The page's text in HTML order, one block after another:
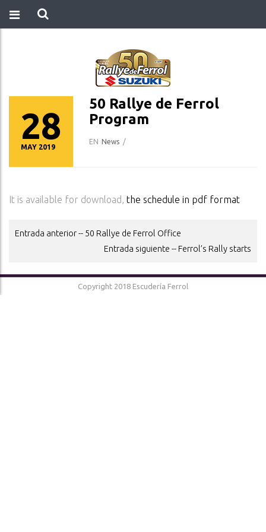
28
MAY 2019
50 Rallye de Ferrol
Program
EN News /
It is available for download, the schedule in pdf format
Entrada anterior -- 50 Rallye de Ferrol Office
Entrada siguiente -- Ferrol’s Rally starts
Copyright 2018 Escudería Ferrol